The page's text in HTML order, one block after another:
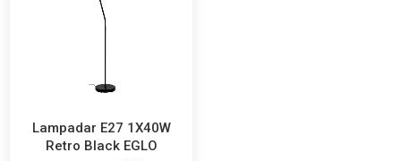
Lampadar E27 1X40W
Retro Black EGLO